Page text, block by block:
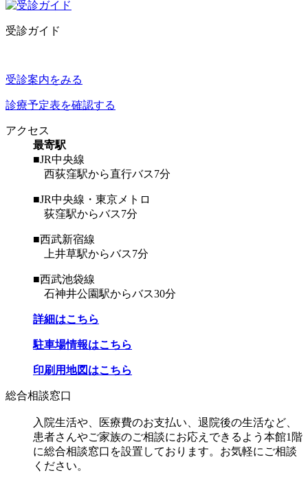
受診ガイド
受診案内をみる
診療予定表を確認する
アクセス
最寄駅
■JR中央線
西荻窪駅から直行バス7分
■JR中央線・東京メトロ
荻窪駅からバス7分
■西武新宿線
上井草駅からバス7分
■西武池袋線
石神井公園駅からバス30分
詳細はこちら
駐車場情報はこちら
印刷用地図はこちら
総合相談窓口
入院生活や、医療費のお支払い、退院後の生活など、
患者さんやご家族のご相談にお応えできるよう本館1階
に総合相談窓口を設置しております。お気軽にご相談
ください。